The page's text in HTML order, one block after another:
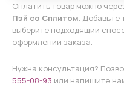
Оплатить товар можно
Пэй со Сплитом. Добавьте
выберите подходящий
оформлении заказа.
Нужна консультация?
555-08-93 или напишите